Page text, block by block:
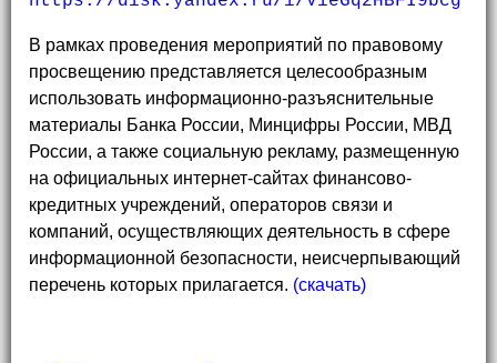
В рамках проведения мероприятий по правовому
просвещению представляется целесообразным
использовать информационно-разъяснительные
материалы Банка России, Минцифры России, МВД
России, а также социальную рекламу, размещенную
на официальных интернет-сайтах финансово-
кредитных учреждений, операторов связи и
компаний, осуществляющих деятельность в сфере
информационной безопасности, неисчерпывающий
перечень которых прилагается. (скачать)